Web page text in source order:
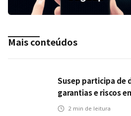
Mais conteúdos
Susep participa de
garantias e riscos
transportes
2 min de leitura